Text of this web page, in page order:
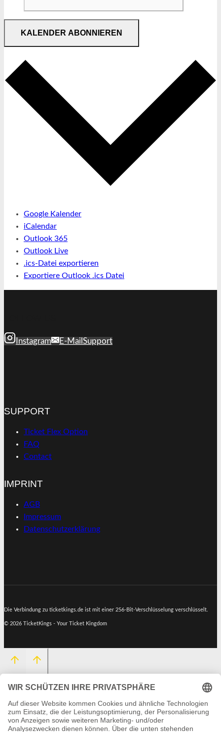
KALENDER ABONNIEREN
Google Kalender
iCalendar
Outlook 365
Outlook Live
.ics-Datei exportieren
Exportiere Outlook .ics Datei
Instagram E-Mail Support
SUPPORT
Ticket Flex Option
FAQ
Contact
IMPRINT
AGB
Impressum
Datenschutzerklärung
Die Verbindung zu ticketkings.de ist mit einer 256-Bit-Verschlüsselung verschlüsselt.
© 2026 TicketKings - Your Ticket Kingdom
HOME